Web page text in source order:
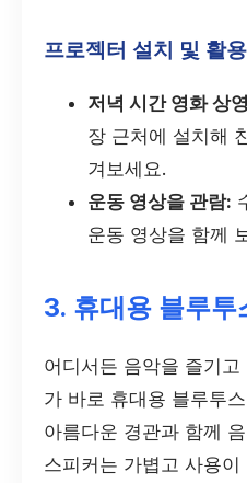
프로젝터 설치 및 활
저녁 시간 영화 상
장 근처에 설치해
겨보세요.
운동 영상을 관람:
운동 영상을 함께
3. 휴대용 블루투
어디서든 음악을 즐기
가 바로 휴대용 블루투
아름다운 경관과 함께
스피커는 가볍고 사용